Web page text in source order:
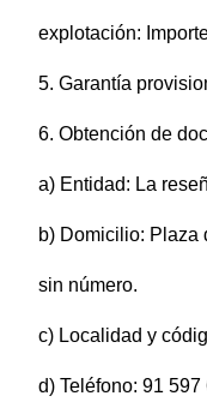
explotación:
5. Garantía
6. Obtención de
a) Entidad: La
b) Domicilio: Plaza
sin número.
c) Localidad y
d) Teléfono: 91 597